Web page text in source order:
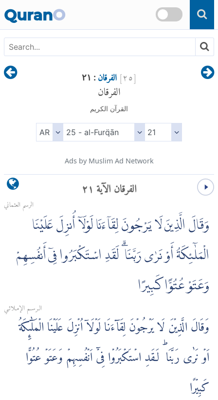
Skip to main content
QuranO
[٢٥]الفرقان : ٢١ الفرقان
القرآن الكريم
Ads by Muslim Ad Network
الفرقان الآية ٢١
الرسم العثماني
وَقَالَ الَّذِينَ لَا يَرْجُونَ لِقَآءَنَا لَوْلَآ أُنزِلَ عَلَيْنَا
الْمَلٰٓئِكَةُ أَوْ نَرٰى رَبَّنَا ۗ لَقَدِ اسْتَكْبَرُوا فِىٓ أَنفُسِهِمْ
وَعَتَوْ عُتُوًّا كَبِيرًا
الـرسـم الإمـلائـي
وَقَالَ الَّذِيۡنَ لَا يَرۡجُوۡنَ لِقَآءَنَا لَوۡلَاۤ اُنۡزِلَ عَلَيۡنَا الۡمَلٰٓٮِٕكَةُ
اَوۡ نَرٰى رَبَّنَا ؕ لَـقَدِ اسۡتَكۡبَرُوۡا فِىۡۤ اَنۡفُسِهِمۡ وَعَتَوۡ عُتُوًّا
كَبِيۡرًا‏